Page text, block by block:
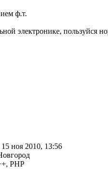
ф.т.
электронике, пользуйся
15 ноя 2010, 13:56
РНР